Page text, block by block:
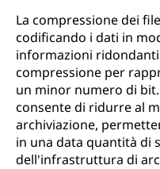
La compressione dei
codificando i dati in
informazioni
compressione per
un minor numero di
consente di ridurre al
archiviazione,
in una data quantità di
dell'infrastruttura di